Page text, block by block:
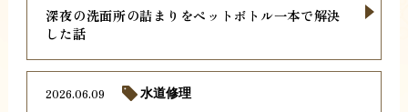
深夜の洗面所の詰まりをペットボトル一本で解決
した話
2026.06.09 水道修理